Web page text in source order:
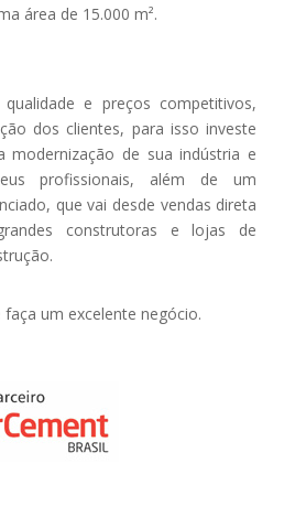
área de 15.000 m².
e preços competitivos,
dos clientes, para isso investe
modernização de sua indústria e
profissionais, além de um
que vai desde vendas direta
construtoras e lojas de
um excelente negócio.